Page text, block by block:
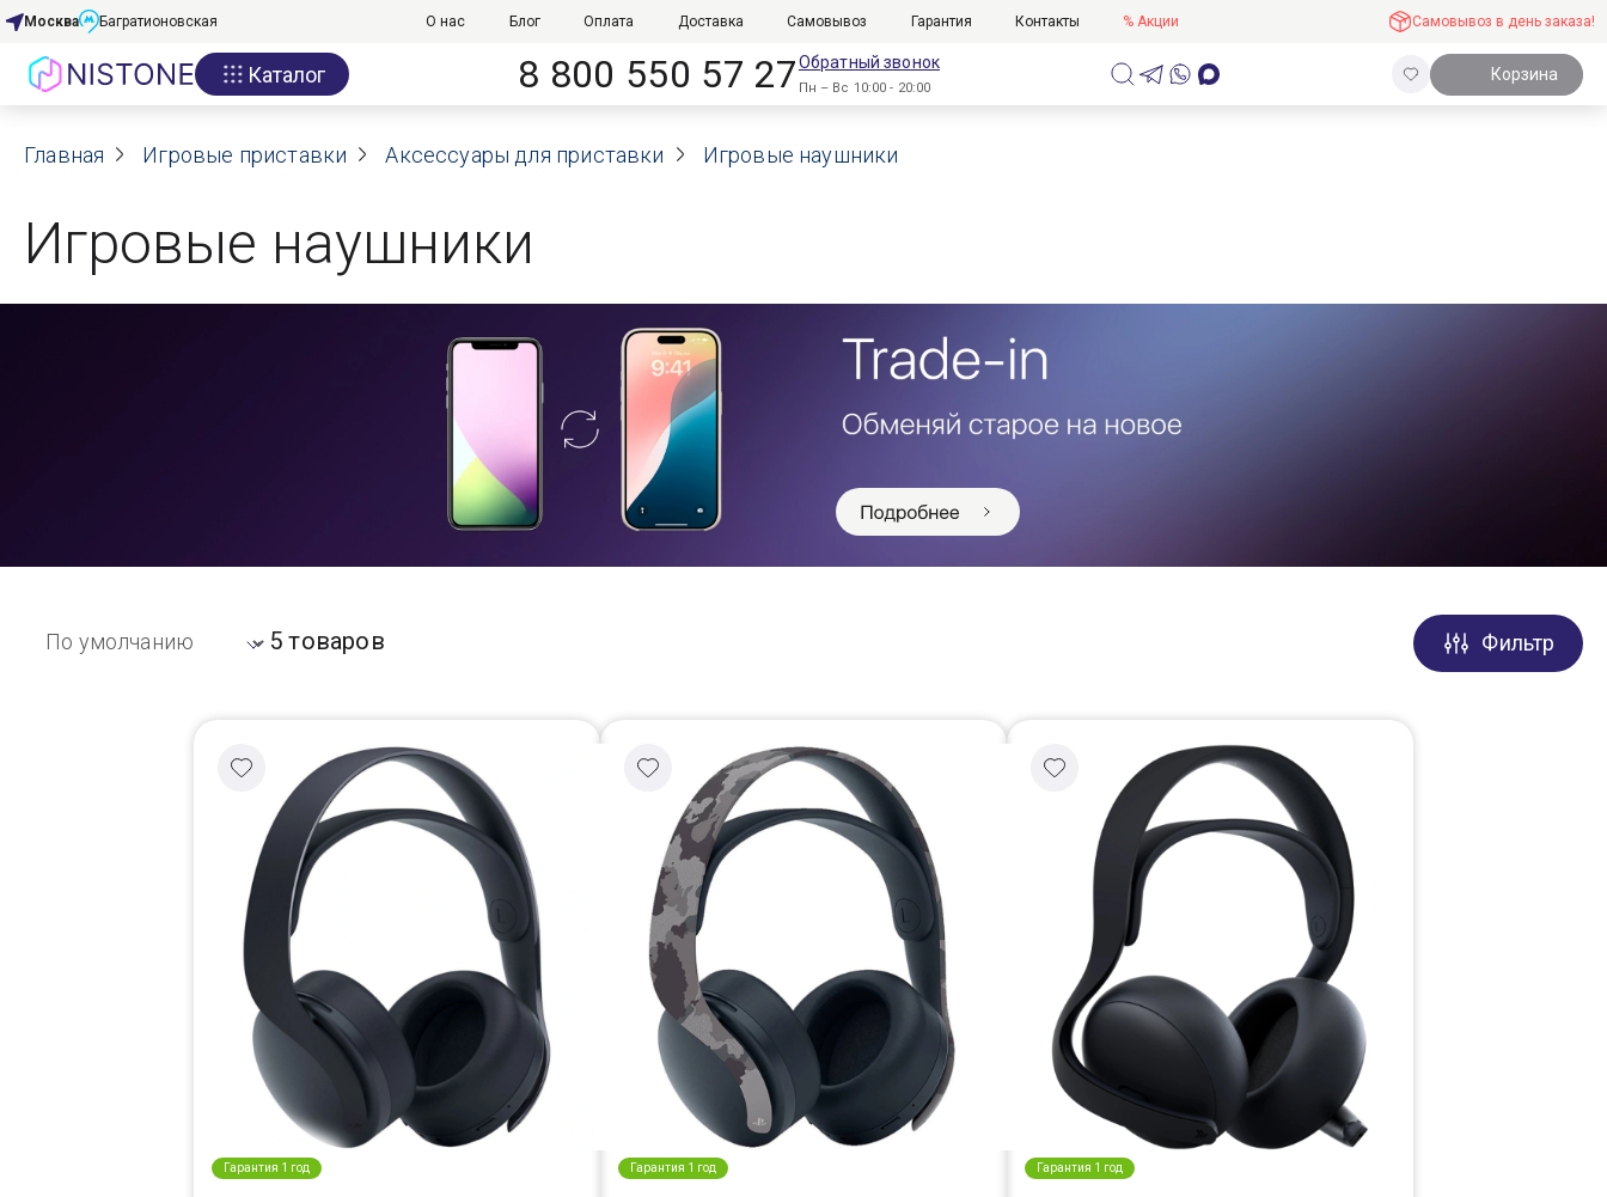
Акции
О нас
Москва Багратионовская О нас Блог Оплата Доставка Самовывоз Гарантия Контакты % Акции Самовывоз в день заказа!
Каталог 8 800 550 57 27Обратный звонок
Пн – Вс 10:00 - 20:00
Корзина
Главная Игровые приставки Аксессуары для приставки Игровые наушники
Игровые наушники
5 товаров Фильтр
Гарантия 1 год Гарантия 1 год Гарантия 1 год